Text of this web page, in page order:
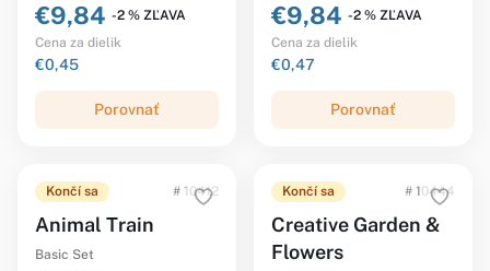
€9,84 -2 % ZĽAVA
Cena za dielik
€0,45
Porovnať
€9,84 -2 % ZĽAVA
Cena za dielik
€0,47
Porovnať
Končí sa # 10412
Animal Train
Basic Set
Končí sa # 10444
Creative Garden &
Flowers